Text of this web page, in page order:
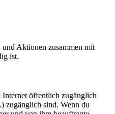
und Aktionen zusammen mit
ist.
Internet öffentlich zugänglich
zugänglich sind. Wenn du